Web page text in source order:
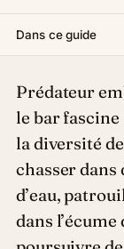
Dans ce guide
Prédateur
le bar fascine
la diversité
chasser dans
d’eau,
dans